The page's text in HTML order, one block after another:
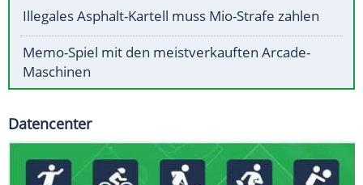
Illegales Asphalt-Kartell muss Mio-Strafe zahlen
Memo-Spiel mit den meistverkauften Arcade-
Maschinen
Datencenter